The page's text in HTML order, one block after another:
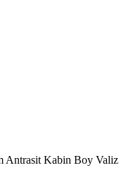
Antrasit Kabin Boy Valiz